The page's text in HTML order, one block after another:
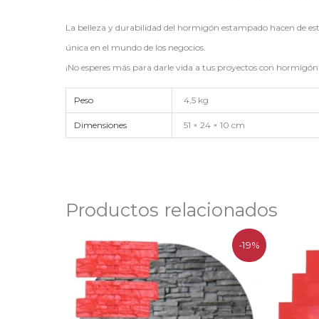
La belleza y durabilidad del hormigón estampado hacen de
única en el mundo de los negocios.
¡No esperes más para darle vida a tus proyectos con
Peso 4,5 kg
Dimensiones 51 × 24 × 10 cm
Productos relacionados
-19%
El
precio
original
era:
$102.500.
precio
actual
es:
$83.100.